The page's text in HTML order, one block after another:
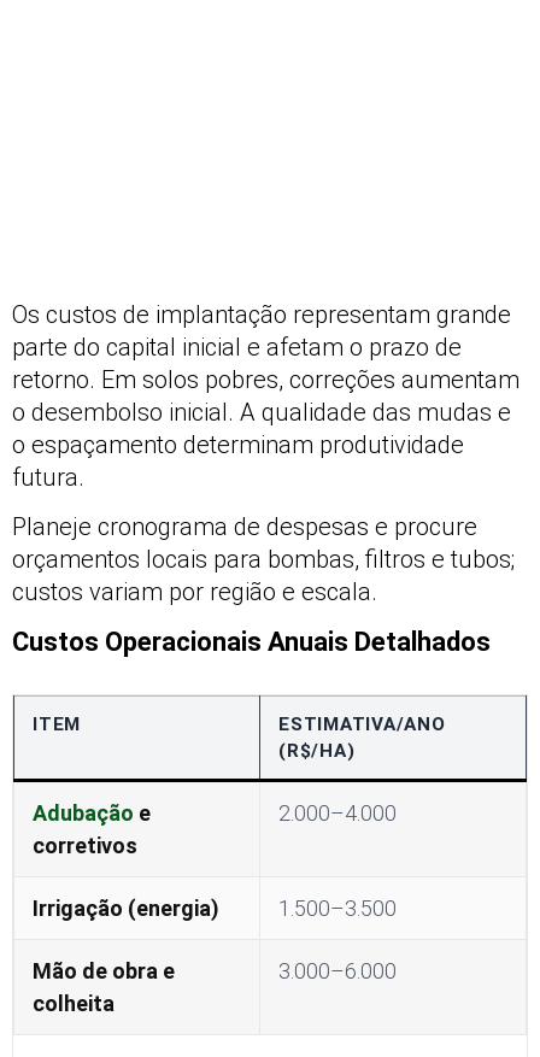
Os custos de implantação representam grande
parte do capital inicial e afetam o prazo de
retorno. Em solos pobres, correções aumentam
o desembolso inicial. A qualidade das mudas e
o espaçamento determinam produtividade
futura.
Planeje cronograma de despesas e procure
orçamentos locais para bombas, filtros e tubos;
custos variam por região e escala.
Custos Operacionais Anuais Detalhados
ITEM
ESTIMATIVA/ANO
(R$/HA)
Adubação e
corretivos
2.000–4.000
Irrigação (energia) 1.500–3.500
Mão de obra e
colheita
3.000–6.000